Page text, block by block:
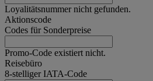
Loyalitätsnummer nicht gefunden.
Aktionscode
Codes für Sonderpreise
Promo-Code existiert nicht.
Reisebüro
8-stelliger IATA-Code